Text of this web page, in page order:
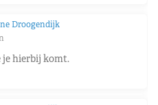
Droogendijk
je hierbij komt.